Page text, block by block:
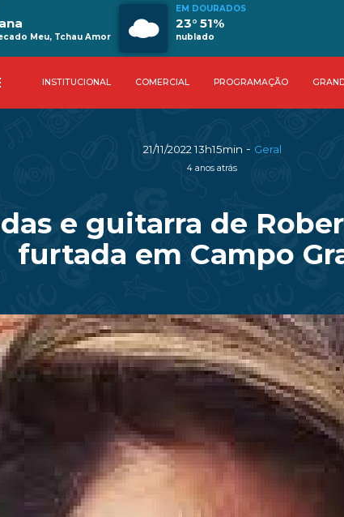
Meu, Tchau Amor
EM DOURADOS
23° 51%
nublado
INSTITUCIONAL COMERCIAL PROGRAMAÇÃO
21/11/2022 13h15min - Geral
4 anos atrás
e guitarra de
furtada em Campo